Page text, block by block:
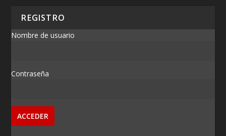
REGISTRO
Nombre de usuario
Contraseña